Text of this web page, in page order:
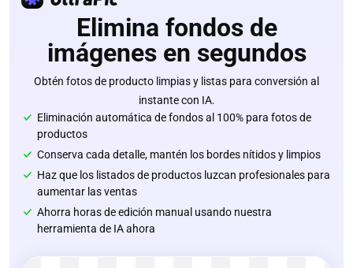
Elimina fondos de
imágenes en segundos
Obtén fotos de producto limpias y listas para conversión al
instante con IA.
Eliminación automática de fondos al 100% para fotos de
productos
Conserva cada detalle, mantén los bordes nítidos y limpios
Haz que los listados de productos luzcan profesionales para
aumentar las ventas
Ahorra horas de edición manual usando nuestra
herramienta de IA ahora